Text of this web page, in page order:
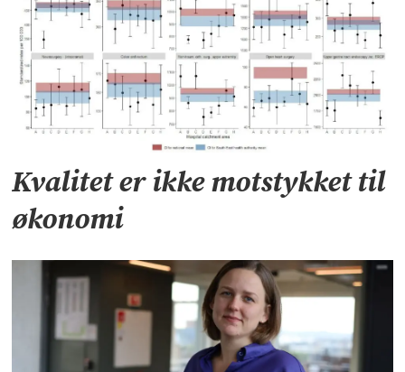
Kvalitet er ikke motstykket til
økonomi